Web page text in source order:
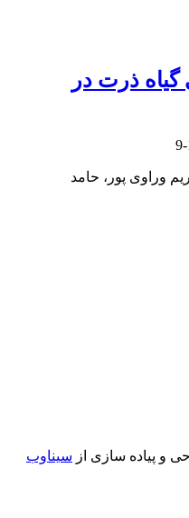
گیاه ذرت در
وراوی پور، حامد
و پیاده سازی از سیناوب